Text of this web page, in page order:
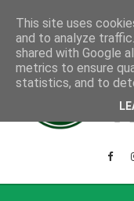
This site uses
and to analyze
shared with Google
metrics to ensure
statistics, and to